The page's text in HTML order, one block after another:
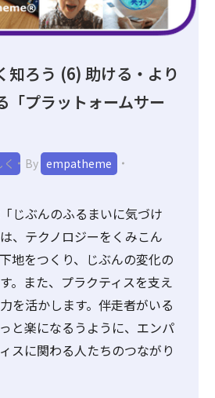
知ろう (6) 助ける・より
「プラットォームサー
By empatheme
じぶんのふるまいに気づけ
、テクノロジーをくみこん
地をつくり、じぶんの変化の
。また、プラクティスを支え
を活かします。伴走者がいる
と楽になるうように、エンパ
スに関わる人たちのつながり